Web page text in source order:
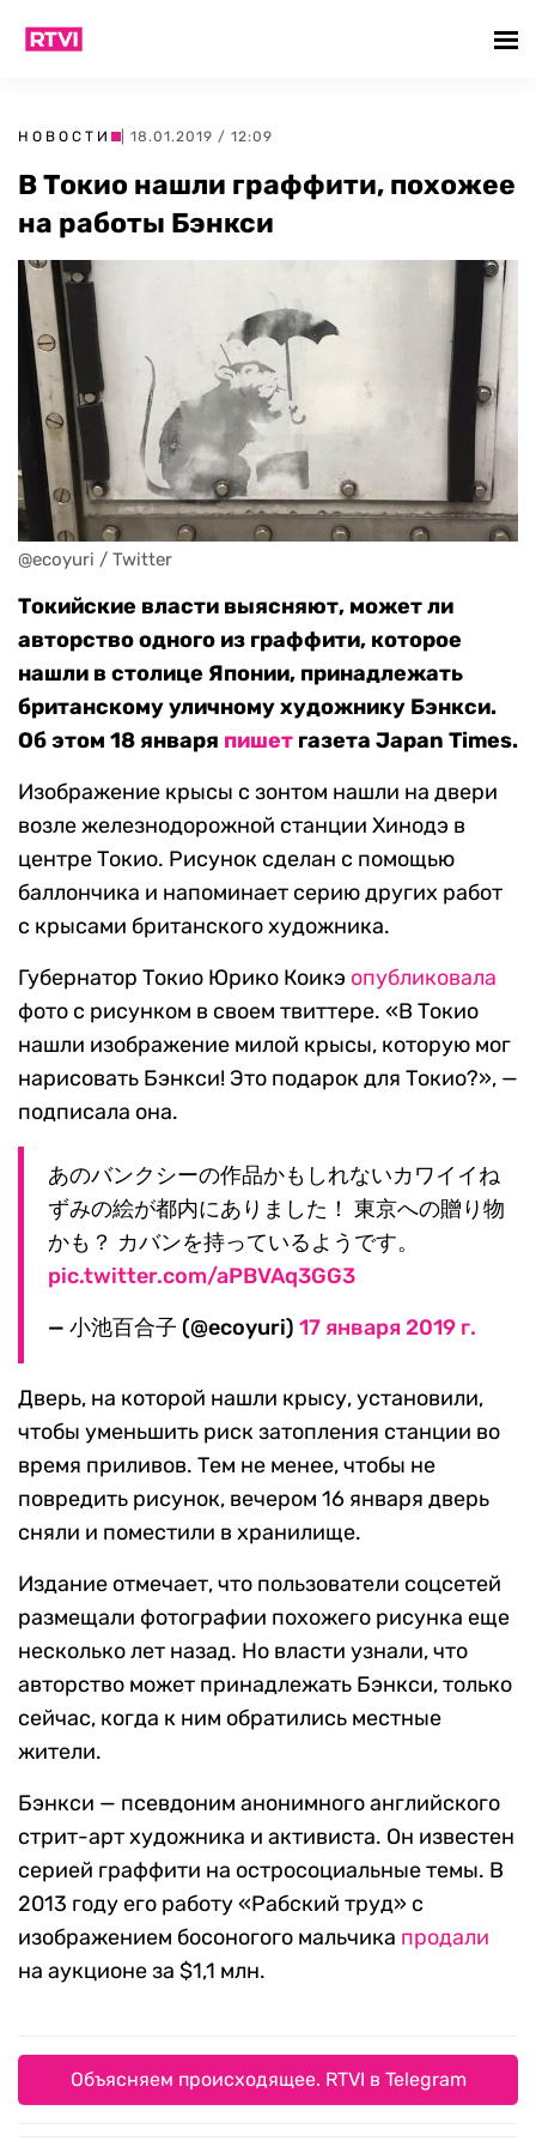
НОВОСТИ | 18.01.2019 / 12:09
В Токио нашли граффити, похожее
на работы Бэнкси
@ecoyuri / Twitter
Токийские власти выясняют, может ли
авторство одного из граффити, которое
нашли в столице Японии, принадлежать
британскому уличному художнику Бэнкси.
Об этом 18 января пишет газета Japan Times.
Изображение крысы с зонтом нашли на двери
возле железнодорожной станции Хинодэ в
центре Токио. Рисунок сделан с помощью
баллончика и напоминает серию других работ
с крысами британского художника.
Губернатор Токио Юрико Коикэ опубликовала
фото с рисунком в своем твиттере. «В Токио
нашли изображение милой крысы, которую мог
нарисовать Бэнкси! Это подарок для Токио?», —
подписала она.
あのバンクシーの作品かもしれないカワイイね
ずみの絵が都内にありました！ 東京への贈り物
かも？ カバンを持っているようです。
pic.twitter.com/aPBVAq3GG3
— 小池百合子 (@ecoyuri) 17 января 2019 г.
Дверь, на которой нашли крысу, установили,
чтобы уменьшить риск затопления станции во
время приливов. Тем не менее, чтобы не
повредить рисунок, вечером 16 января дверь
сняли и поместили в хранилище.
Издание отмечает, что пользователи соцсетей
размещали фотографии похожего рисунка еще
несколько лет назад. Но власти узнали, что
авторство может принадлежать Бэнкси, только
сейчас, когда к ним обратились местные
жители.
Бэнкси — псевдоним анонимного английского
стрит-арт художника и активиста. Он известен
серией граффити на остросоциальные темы. В
2013 году его работу «Рабский труд» с
изображением босоногого мальчика продали
на аукционе за $1,1 млн.
Объясняем происходящее. RTVI в Telegram